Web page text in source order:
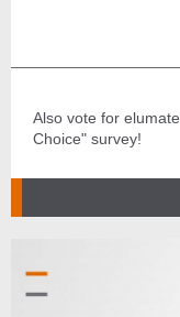
Also vote for
Choice" survey!